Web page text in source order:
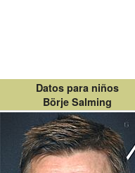
Datos para niños
Börje Salming